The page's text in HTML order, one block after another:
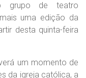
grupo de teatro
uma edição da
desta quinta-feira
um momento de
da igreja católica, a